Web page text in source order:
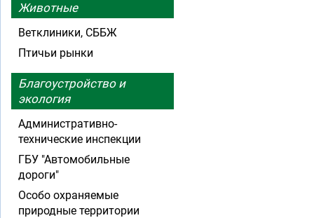
Животные
Ветклиники, СББЖ
Птичьи рынки
Благоустройство и
экология
Административно-
технические инспекции
ГБУ "Автомобильные
дороги"
Особо охраняемые
природные территории